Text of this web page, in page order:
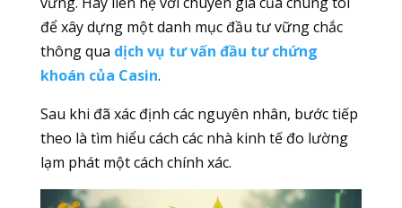
để xây dựng một danh mục đầu tư vững chắc
thông qua dịch vụ tư vấn đầu tư chứng
khoán của Casin.
Sau khi đã xác định các nguyên nhân, bước tiếp
theo là tìm hiểu cách các nhà kinh tế đo lường
lạm phát một cách chính xác.